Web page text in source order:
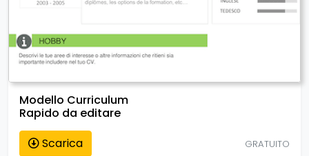
Modello Curriculum
Rapido da editare
Scarica
GRATUITO